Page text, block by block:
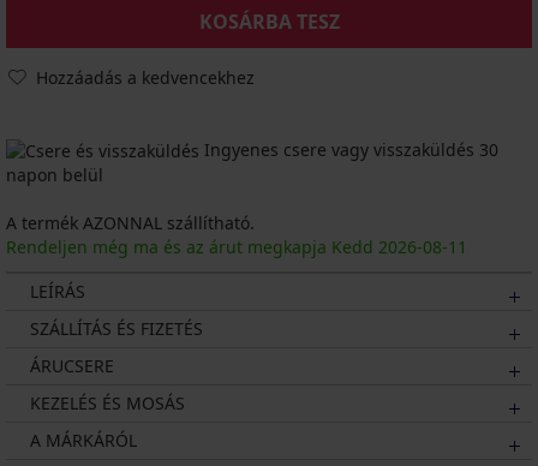
KOSÁRBA TESZ
Hozzáadás a kedvencekhez
Ingyenes csere vagy visszaküldés 30
napon belül
A termék AZONNAL szállítható.
Rendeljen még ma és az árut megkapja Kedd 2026-08-11
LEÍRÁS
SZÁLLÍTÁS ÉS FIZETÉS
ÁRUCSERE
KEZELÉS ÉS MOSÁS
A MÁRKÁRÓL